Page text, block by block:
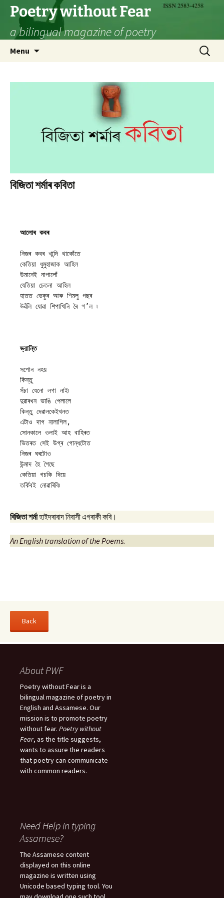
Skip
content
Poetry without Fear
a bilingual magazine of poetry
Menu
Search
for:
বিজিতা শৰ্মাৰ কবিতা
আলোৰ কবৰ
নিজৰ কবৰ খান্দি থাকোঁতে
কেতিয়া ধুমুহাজাক আহিল
উমানেই নাপালোঁ
যেতিয়া চেতনা আহিল
হাতত ভেকুৰ আৰু শিমলু গছৰ
উৱঁলি যোৱা শিপাখিনি ৰৈ গ’ল ৷
সপোন নহয়
কিন্তু
সঁচা যেনো লগা নাই৷
দুৱাৰখন ভাঙি পেলালে
কিন্তু দেৱালকেইখনত
এটাও দাগ নালাগিল,
সোনকালে ওলাই আহ বাহিৰত
ভিতৰত সেই উগ্ৰ গোন্ধটোত
নিজৰ ঘৰটোও
উন্মাদ হৈ গৈছে
কেতিয়া গচকি দিয়ে
বিজিতা শৰ্মাহাইদৰাবাদ নিবাসী এগৰাকী কবি।
An English translation of the Poems.
About PWF
Poetry without Fear is a
bilingual magazine of poetry in
English and Assamese. Our
mission is to promote poetry
without fear. Poetry without
Fear, as the title suggests,
wants to assure the readers
that poetry can communicate
with common readers.
Need Help in typing
Assamese?
The Assamese content
displayed on this online
magazine is written using
Unicode based typing tool. You